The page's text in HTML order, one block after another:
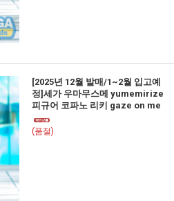
[2025년 12월 발매/1~2월 입고예
정]세가 우마무스메 yumemirize
피규어 코파노 리키 gaze on me
(품절)